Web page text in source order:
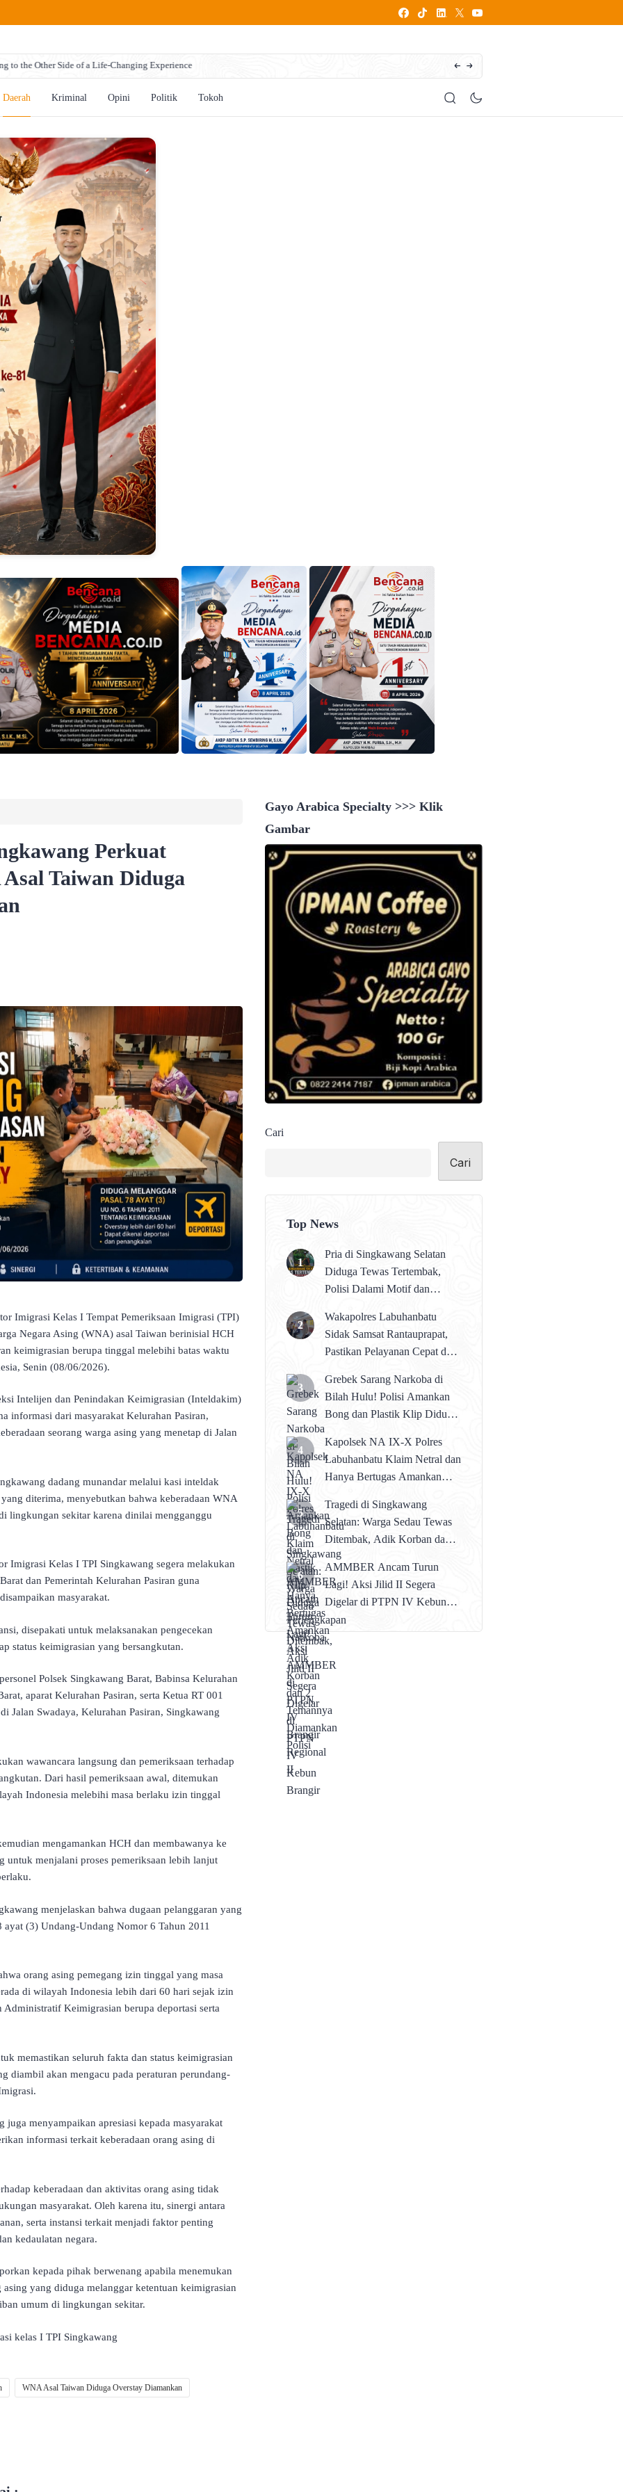
to the Other Side of a Life-Changing Experience How does writing influence your personal brand?
Daerah Kriminal Opini Politik Tokoh
Perkuat
Taiwan Diduga
Imigrasi Kelas I Tempat Pemeriksaan Imigrasi (TPI)
Negara Asing (WNA) asal Taiwan berinisial HCH
keimigrasian berupa tinggal melebihi batas waktu
Senin (08/06/2026).
Intelijen dan Penindakan Keimigrasian (Inteldakim)
informasi dari masyarakat Kelurahan Pasiran,
seorang warga asing yang menetap di Jalan
dadang munandar melalui kasi inteldak
diterima, menyebutkan bahwa keberadaan WNA
lingkungan sekitar karena dinilai mengganggu
Imigrasi Kelas I TPI Singkawang segera melakukan
dan Pemerintah Kelurahan Pasiran guna
masyarakat.
disepakati untuk melaksanakan pengecekan
status keimigrasian yang bersangkutan.
Polsek Singkawang Barat, Babinsa Kelurahan
aparat Kelurahan Pasiran, serta Ketua RT 001
Jalan Swadaya, Kelurahan Pasiran, Singkawang
wawancara langsung dan pemeriksaan terhadap
Dari hasil pemeriksaan awal, ditemukan
Indonesia melebihi masa berlaku izin tinggal
mengamankan HCH dan membawanya ke
untuk menjalani proses pemeriksaan lebih lanjut
menjelaskan bahwa dugaan pelanggaran yang
(3) Undang-Undang Nomor 6 Tahun 2011
orang asing pemegang izin tinggal yang masa
di wilayah Indonesia lebih dari 60 hari sejak izin
Keimigrasian berupa deportasi serta
memastikan seluruh fakta dan status keimigrasian
diambil akan mengacu pada peraturan perundang-
menyampaikan apresiasi kepada masyarakat
informasi terkait keberadaan orang asing di
keberadaan dan aktivitas orang asing tidak
masyarakat. Oleh karena itu, sinergi antara
serta instansi terkait menjadi faktor penting
kedaulatan negara.
kepada pihak berwenang apabila menemukan
yang diduga melanggar ketentuan keimigrasian
umum di lingkungan sekitar.
kelas I TPI Singkawang
WNA Asal Taiwan Diduga Overstay Diamankan
Gayo Arabica Specialty >>> Klik
Gambar
Cari
Cari
Top News
Pria di Singkawang Selatan
Diduga Tewas Tertembak,
Polisi Dalami Motif dan
Wakapolres Labuhanbatu
Sidak Samsat Rantauprapat,
Pastikan Pelayanan Cepat dan
Grebek Sarang Narkoba di
Bilah Hulu! Polisi Amankan
Bong dan Plastik Klip Diduga
Perlengkapan Narkoba
Kapolsek NA IX-X Polres
Labuhanbatu Klaim Netral dan
Hanya Bertugas Amankan
Brangir Regional II
Tragedi di Singkawang
Selatan: Warga Sedau Tewas
Ditembak, Adik Korban dan 2
Temannya Diamankan Polisi
AMMBER Ancam Turun
Lagi! Aksi Jilid II Segera
Digelar di PTPN IV Kebun
Brangir